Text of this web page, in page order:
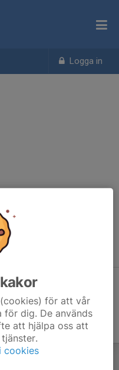
Logga in
för att vår
för dig. De används
att hjälpa oss att
cookies